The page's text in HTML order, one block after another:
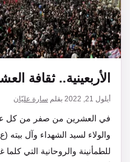
الأربعينية.. ثقافة
أيلول 21, 2022 بقلم سارة عليّان
في العشرين من صفر من كل
والولاء لسيد الشهداء وآل بيته
للطمأنينة والروحانية التي